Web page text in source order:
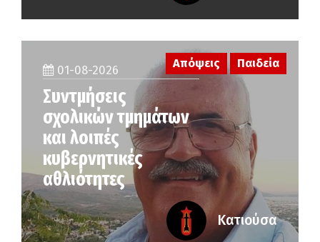
01-08-2026
Συντμήσεις
σχολικών τμημάτων
και λοιπές
κυβερνητικές
αθλιότητες
Απόψεις Παιδεία
Κατιούσα